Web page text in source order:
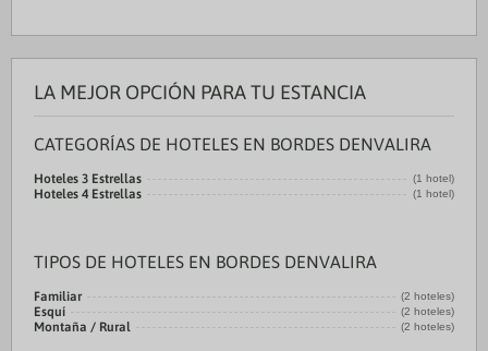
LA MEJOR OPCIÓN PARA TU ESTANCIA
CATEGORÍAS DE HOTELES EN BORDES DENVALIRA
Hoteles 3 Estrellas (1 hotel)
Hoteles 4 Estrellas (1 hotel)
TIPOS DE HOTELES EN BORDES DENVALIRA
Familiar (2 hoteles)
Esquí (2 hoteles)
Montaña / Rural (2 hoteles)